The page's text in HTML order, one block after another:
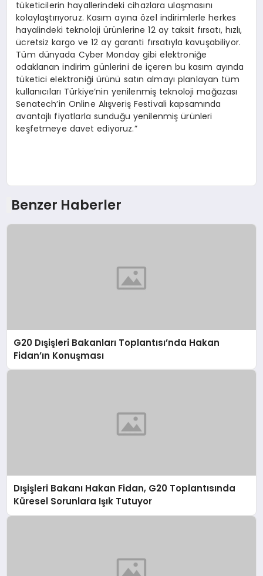
tüketicilerin hayallerindeki cihazlara ulaşmasını
kolaylaştırıyoruz. Kasım ayına özel indirimlerle herkes
hayalindeki teknoloji ürünlerine 12 ay taksit fırsatı, hızlı,
ücretsiz kargo ve 12 ay garanti fırsatıyla kavuşabiliyor.
Tüm dünyada Cyber Monday gibi elektroniğe
odaklanan indirim günlerini de içeren bu kasım ayında
tüketici elektroniği ürünü satın almayı planlayan tüm
kullanıcıları Türkiye’nin yenilenmiş teknoloji mağazası
Senatech’in Online Alışveriş Festivali kapsamında
avantajlı fiyatlarla sunduğu yenilenmiş ürünleri
keşfetmeye davet ediyoruz.”
Benzer Haberler
G20 Dışişleri Bakanları Toplantısı’nda Hakan
Fidan’ın Konuşması
Dışişleri Bakanı Hakan Fidan, G20 Toplantısında
Küresel Sorunlara Işık Tutuyor